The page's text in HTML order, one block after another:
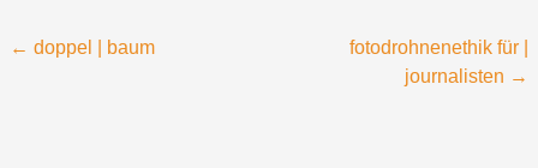
Beitragsnavigation
← doppel | baum
fotodrohnenethik für |
journalisten →